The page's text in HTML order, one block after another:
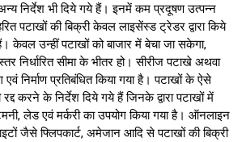
निर्देश भी दिये गये हैं। इनमें कम प्रदूषण उत्पन्न
पटाखों की बिक्री केवल लाइसेंस्ड ट्रेडर द्वारा किये
केवल उन्हीं पटाखों को बाजार में बेचा जा सकेगा,
निर्धारित सीमा के भीतर हो। सीरीज पटाखे अथवा
एवं निर्माण प्रतिबंधित किया गया है। पटाखों के ऐसे
करने के निर्देश दिये गये हैं जिनके द्वारा पटाखों में
लेड एवं मर्करी का उपयोग किया गया है। ऑनलाइन
जैसे फ्लिपकार्ट, अमेजान आदि से पटाखों की बिक्री